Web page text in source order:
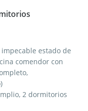
estado de
comendor con
2 dormitorios